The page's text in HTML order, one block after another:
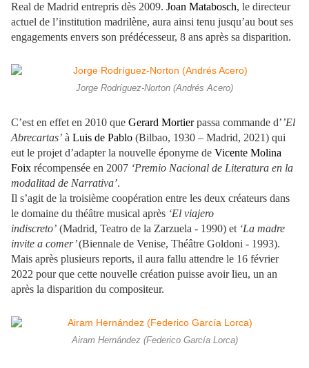
Real de Madrid entrepris dès 2009. Joan Matabosch, le directeur
actuel de l’institution madrilène, aura ainsi tenu jusqu’au bout ses
engagements envers son prédécesseur, 8 ans après sa disparition.
Jorge Rodríguez-Norton (Andrés Acero)
C’est en effet en 2010 que Gerard Mortierpassa commande d’’El
Abrecartas’ à Luis de Pablo (Bilbao, 1930 – Madrid, 2021) qui
eut le projet d’adapter la nouvelle éponyme de Vicente Molina
Foix récompensée en 2007 ‘Premio Nacional de Literatura en la
modalitad de Narrativa’.
Il s’agit de la troisième coopération entre les deux créateurs dans
le domaine du théâtre musical après ‘El viajero
indiscreto’ (Madrid, Teatro de la Zarzuela - 1990) et ‘La madre
invite a comer’(Biennale de Venise, Théâtre Goldoni - 1993).
Mais après plusieurs reports, il aura fallu attendre le 16 février
2022 pour que cette nouvelle création puisse avoir lieu, un an
après la disparition du compositeur.
Airam Hernández (Federico García Lorca)